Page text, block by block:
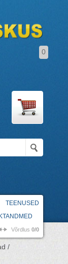
0
TEENUSED
Võrdlus 0/0
/